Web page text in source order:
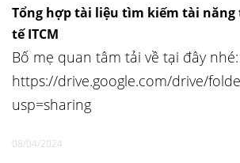
Tổng hợp tài liệu tìm kiếm tài năng
tế ITCM
Bố mẹ quan tâm tải về tại đây nhé:
https://drive.google.com/drive/
usp=sharing
08/04/2024